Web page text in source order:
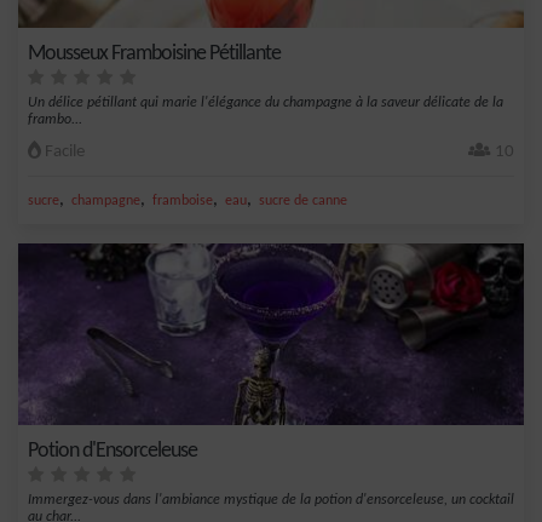
Mousseux Framboisine Pétillante
Un délice pétillant qui marie l'élégance du champagne à la saveur délicate de la
frambo...
Facile 10
sucre, champagne, framboise, eau, sucre de canne
Potion d'Ensorceleuse
Immergez-vous dans l'ambiance mystique de la potion d'ensorceleuse, un cocktail
au char...